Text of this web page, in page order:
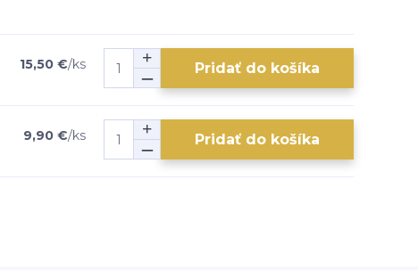
15,50 €/ks Pridať do košíka
9,90 €/ks Pridať do košíka